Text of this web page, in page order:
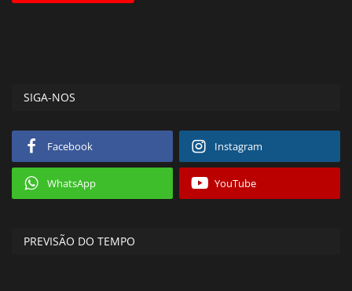
SIGA-NOS
Facebook Instagram
WhatsApp YouTube
PREVISÃO DO TEMPO